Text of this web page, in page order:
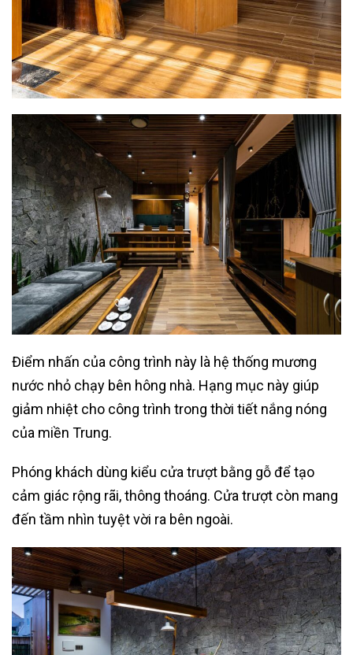
Điểm nhấn của công trình này là hệ thống mương
nước nhỏ chạy bên hông nhà. Hạng mục này giúp
giảm nhiệt cho công trình trong thời tiết nắng nóng
của miền Trung.
Phóng khách dùng kiểu cửa trượt bằng gỗ để tạo
cảm giác rộng rãi, thông thoáng. Cửa trượt còn mang
đến tầm nhìn tuyệt vời ra bên ngoài.